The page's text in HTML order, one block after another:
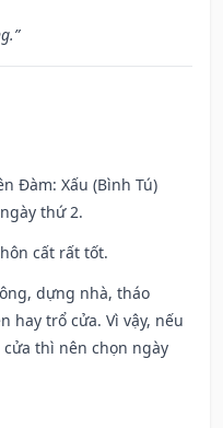
Đàm: Xấu (Bình Tú)
thứ 2.
cất rất tốt.
dựng nhà, tháo
hay trổ cửa. Vì vậy, nếu
thì nên chọn ngày